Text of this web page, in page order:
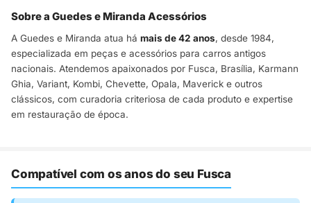
Sobre a Guedes e Miranda Acessórios
A Guedes e Miranda atua há mais de 42 anos, desde 1984,
especializada em peças e acessórios para carros antigos
nacionais. Atendemos apaixonados por Fusca, Brasília, Karmann
Ghia, Variant, Kombi, Chevette, Opala, Maverick e outros
clássicos, com curadoria criteriosa de cada produto e expertise
em restauração de época.
Compatível com os anos do seu Fusca